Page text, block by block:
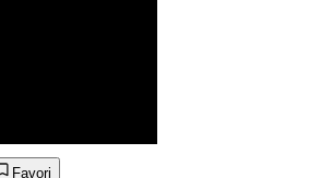
Favori